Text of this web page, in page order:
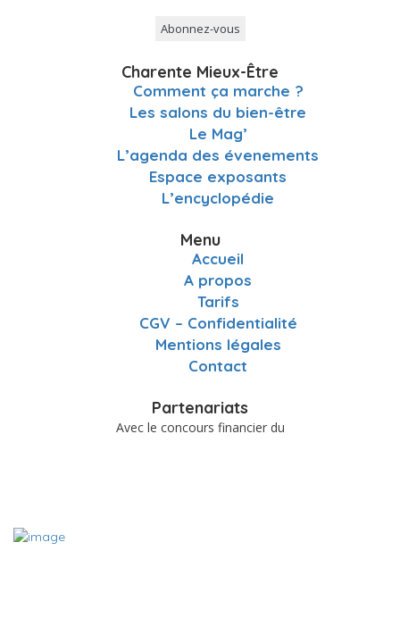
Charente Mieux-Être
Comment ça marche ?
Les salons du bien-être
Le Mag’
L’agenda des évenements
Espace exposants
L’encyclopédie
Menu
Accueil
A propos
Tarifs
CGV – Confidentialité
Mentions légales
Contact
Partenariats
Avec le concours financier du